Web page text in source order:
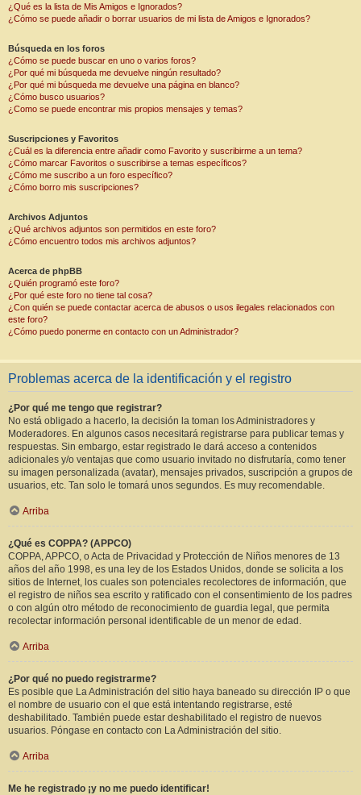
¿Qué es la lista de Mis Amigos e Ignorados?
¿Cómo se puede añadir o borrar usuarios de mi lista de Amigos e Ignorados?
Búsqueda en los foros
¿Cómo se puede buscar en uno o varios foros?
¿Por qué mi búsqueda me devuelve ningún resultado?
¿Por qué mi búsqueda me devuelve una página en blanco?
¿Cómo busco usuarios?
¿Como se puede encontrar mis propios mensajes y temas?
Suscripciones y Favoritos
¿Cuál es la diferencia entre añadir como Favorito y suscribirme a un tema?
¿Cómo marcar Favoritos o suscribirse a temas específicos?
¿Cómo me suscribo a un foro específico?
¿Cómo borro mis suscripciones?
Archivos Adjuntos
¿Qué archivos adjuntos son permitidos en este foro?
¿Cómo encuentro todos mis archivos adjuntos?
Acerca de phpBB
¿Quién programó este foro?
¿Por qué este foro no tiene tal cosa?
¿Con quién se puede contactar acerca de abusos o usos ilegales relacionados con
este foro?
¿Cómo puedo ponerme en contacto con un Administrador?
Problemas acerca de la identificación y el registro
¿Por qué me tengo que registrar?
No está obligado a hacerlo, la decisión la toman los Administradores y
Moderadores. En algunos casos necesitará registrarse para publicar temas y
respuestas. Sin embargo, estar registrado le dará acceso a contenidos
adicionales y/o ventajas que como usuario invitado no disfrutaría, como tener
su imagen personalizada (avatar), mensajes privados, suscripción a grupos de
usuarios, etc. Tan solo le tomará unos segundos. Es muy recomendable.
Arriba
¿Qué es COPPA? (APPCO)
COPPA, APPCO, o Acta de Privacidad y Protección de Niños menores de 13
años del año 1998, es una ley de los Estados Unidos, donde se solicita a los
sitios de Internet, los cuales son potenciales recolectores de información, que
el registro de niños sea escrito y ratificado con el consentimiento de los padres
o con algún otro método de reconocimiento de guardia legal, que permita
recolectar información personal identificable de un menor de edad.
Arriba
¿Por qué no puedo registrarme?
Es posible que La Administración del sitio haya baneado su dirección IP o que
el nombre de usuario con el que está intentando registrarse, esté
deshabilitado. También puede estar deshabilitado el registro de nuevos
usuarios. Póngase en contacto con La Administración del sitio.
Arriba
Me he registrado ¡y no me puedo identificar!